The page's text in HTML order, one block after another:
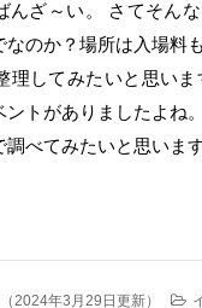
んざ～い。 さてそん
なのか？場所は入場料
理してみたいと思い
トがありましたよね
べてみたいと思います
（ 2024年3月29日更新）